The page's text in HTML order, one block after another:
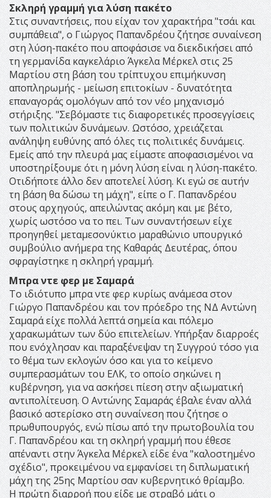
Σκληρή γραμμή για λύση πακέτο
Στις συναντήσεις, που είχαν τον χαρακτήρα "τσάι και
συμπάθεια", ο Γιώργος Παπανδρέου ζήτησε συναίνεση
στη λύση-πακέτο που αποφάσισε να διεκδικήσει από
τη γερμανίδα καγκελάριο Άγκελα Μέρκελ στις 25
Μαρτίου στη βάση του τρίπτυχου επιμήκυνση
αποπληρωμής - μείωση επιτοκίων - δυνατότητα
επαναγοράς ομολόγων από τον νέο μηχανισμό
στήριξης. "Σεβόμαστε τις διαφορετικές προσεγγίσεις
των πολιτικών δυνάμεων. Ωστόσο, χρειάζεται
ανάληψη ευθύνης από όλες τις πολιτικές δυνάμεις.
Εμείς από την πλευρά μας είμαστε αποφασισμένοι να
υποστηρίξουμε ότι η μόνη λύση είναι η λύση-πακέτο.
Οτιδήποτε άλλο δεν αποτελεί λύση. Κι εγώ σε αυτήν
τη βάση θα δώσω τη μάχη", είπε ο Γ. Παπανδρέου
στους αρχηγούς, απειλώντας ακόμη και με βέτο,
χωρίς ωστόσο να το πει. Των συναντήσεων είχε
προηγηθεί μεταμεσονύκτιο μαραθώνιο υπουργικό
συμβούλιο ανήμερα της Καθαράς Δευτέρας, όπου
σφραγίστηκε η σκληρή γραμμή.
Μπρα ντε φερ με Σαμαρά
Το ιδιότυπο μπρα ντε φερ κυρίως ανάμεσα στον
Γιώργο Παπανδρέου και τον πρόεδρο της ΝΔ Αντώνη
Σαμαρά είχε πολλά λεπτά σημεία και πόλεμο
χαρακωμάτων των δύο επιτελείων. Υπήρξαν διαρροές
που ενόχλησαν και παραξένεψαν τη Συγγρού τόσο για
το θέμα των εκλογών όσο και για το κείμενο
συμπερασμάτων του ΕΛΚ, το οποίο σηκώνει η
κυβέρνηση, για να ασκήσει πίεση στην αξιωματική
αντιπολίτευση. Ο Αντώνης Σαμαράς έβαλε έναν αλλά
βασικό αστερίσκο στη συναίνεση που ζήτησε ο
πρωθυπουργός, ενώ πίσω από την πρωτοβουλία του
Γ. Παπανδρέου και τη σκληρή γραμμή που έθεσε
απέναντι στην Άγκελα Μέρκελ είδε ένα "καλοστημένο
σχέδιο", προκειμένου να εμφανίσει τη διπλωματική
μάχη της 25ης Μαρτίου σαν κυβερνητικό θρίαμβο.
Η πρώτη διαρροή που είδε με στραβό μάτι ο